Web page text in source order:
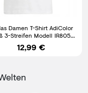
AdiColor
3-Streifen Modell IR8051
NEU + OVP
12,99 €